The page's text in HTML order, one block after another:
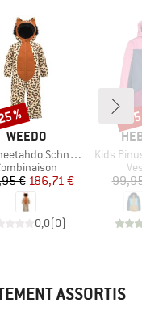
MARQUE
WEEDO
Schneeanzug
group
Prix
€Prix réduit
186,71 €
0,0(0)
%
Article
Kids
-
ASSORTIS